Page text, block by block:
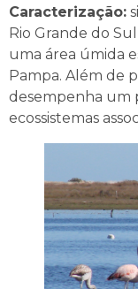
Caracterização:
Rio Grande do
uma área úmida
Pampa. Além de
desempenha um
ecossistemas